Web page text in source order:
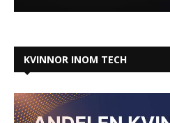
KVINNOR INOM TECH